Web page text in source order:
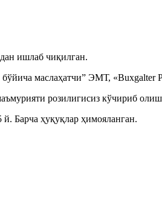
ишлаб чиқилган.
маслаҳатчи” ЭМТ,
розилигисиз кўчириб
Барча ҳуқуқлар ҳимояланган.